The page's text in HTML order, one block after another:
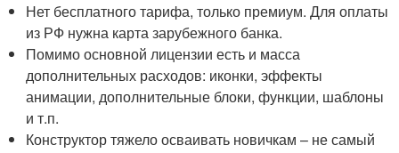
Нет бесплатного тарифа, только премиум. Для оплаты
из РФ нужна карта зарубежного банка.
Помимо основной лицензии есть и масса
дополнительных расходов: иконки, эффекты
анимации, дополнительные блоки, функции, шаблоны
и т.п.
Конструктор тяжело осваивать новичкам – не самый